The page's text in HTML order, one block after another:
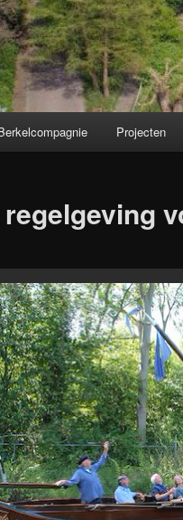
Projecten